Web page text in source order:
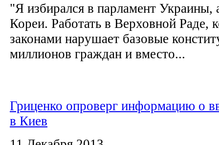
"Я избирался в парламент Украины,
Кореи. Работать в Верховной Раде,
законами нарушает базовые
миллионов граждан и вместо...
Гриценко опроверг информацию о
в Киев